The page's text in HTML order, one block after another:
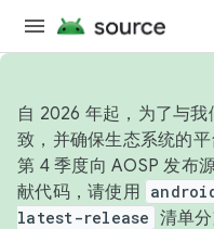
自 2026 年起，为了与
致，并确保生态系统的
第 4 季度向 AOSP 发布
献代码，请使用
latest-release 清单